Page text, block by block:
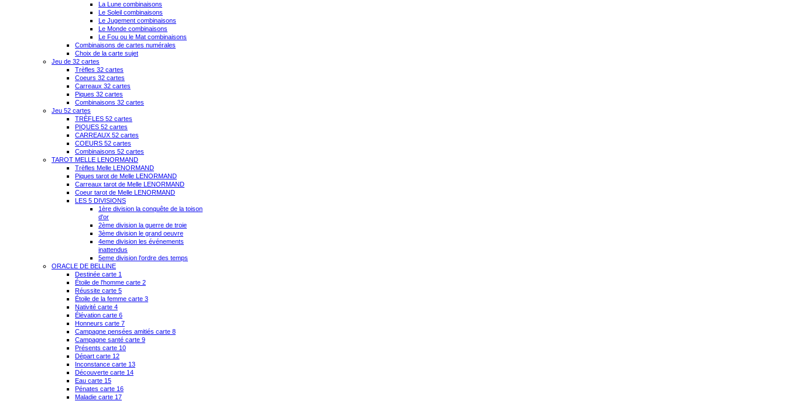
La Lune combinaisons
Le Soleil combinaisons
Le Jugement combinaisons
Le Monde combinaisons
Le Fou ou le Mat combinaisons
Combinaisons de cartes numérales
Choix de la carte sujet
Jeu de 32 cartes
Trèfles 32 cartes
Coeurs 32 cartes
Carreaux 32 cartes
Piques 32 cartes
Combinaisons 32 cartes
Jeu 52 cartes
TRÈFLES 52 cartes
PIQUES 52 cartes
CARREAUX 52 cartes
COEURS 52 cartes
Combinaisons 52 cartes
TAROT MELLE LENORMAND
Trèfles Melle LENORMAND
Piques tarot de Melle LENORMAND
Carreaux tarot de Melle LENORMAND
Coeur tarot de Melle LENORMAND
LES 5 DIVISIONS
1ère division la conquête de la toison
d'or
2ème division la guerre de troie
3ème division le grand oeuvre
4eme division les événements
inattendus
5eme division l'ordre des temps
ORACLE DE BELLINE
Destinée carte 1
Étoile de l'homme carte 2
Réussite carte 5
Étoile de la femme carte 3
Nativité carte 4
Élévation carte 6
Honneurs carte 7
Campagne pensées amitiés carte 8
Campagne santé carte 9
Présents carte 10
Départ carte 12
Inconstance carte 13
Découverte carte 14
Eau carte 15
Pénates carte 16
Maladie carte 17